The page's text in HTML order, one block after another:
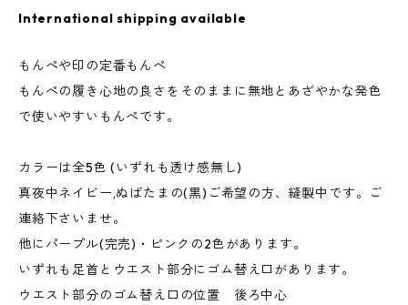
International shipping available
もんぺや印の定番もんぺ
もんぺの履き心地の良さをそのままに無地とあざやかな発色
で使いやすいもんぺです。
カラーは全5色 (いずれも透け感無し)
真夜中ネイビー,ぬばたまの(黒)ご希望の方、縫製中です。ご
連絡下さいませ。
他にパープル(完売)・ピンクの2色があります。
いずれも足首とウエスト部分にゴム替え口があります。
ウエスト部分のゴム替え口の位置 後ろ中心